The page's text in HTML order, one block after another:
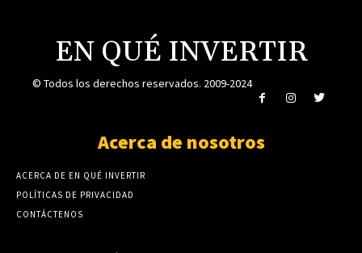
EN QUÉ INVERTIR
© Todos los derechos reservados. 2009-2024
Acerca de nosotros
ACERCA DE EN QUÉ INVERTIR
POLÍTICAS DE PRIVACIDAD
CONTÁCTENOS